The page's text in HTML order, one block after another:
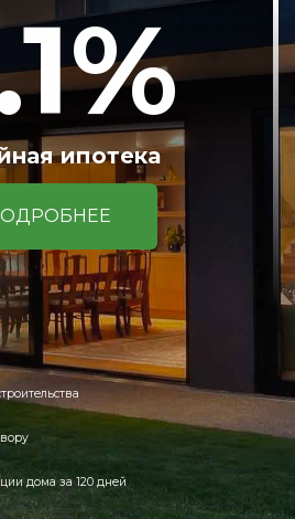
ипотека
дома за 120 дней